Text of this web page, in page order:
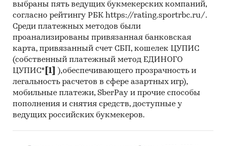
выбраны пять ведущих букмекерских компаний,
согласно рейтингу РБК https://rating.sportrbc.ru/.
Среди платежных методов были
проанализированы привязанная банковская
карта, привязанный счет СБП, кошелек ЦУПИС
(собственный платежный метод ЕДИНОГО
ЦУПИС* [1]
),обеспечивающего прозрачность и
легальность расчетов в сфере азартных игр),
мобильные платежи, SberPay и прочие способы
пополнения и снятия средств, доступные у
ведущих российских букмекеров.